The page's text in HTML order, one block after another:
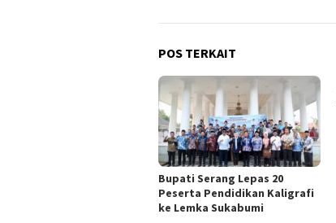
POS TERKAIT
Bupati Serang Lepas 20
Peserta Pendidikan Kaligrafi
ke Lemka Sukabumi